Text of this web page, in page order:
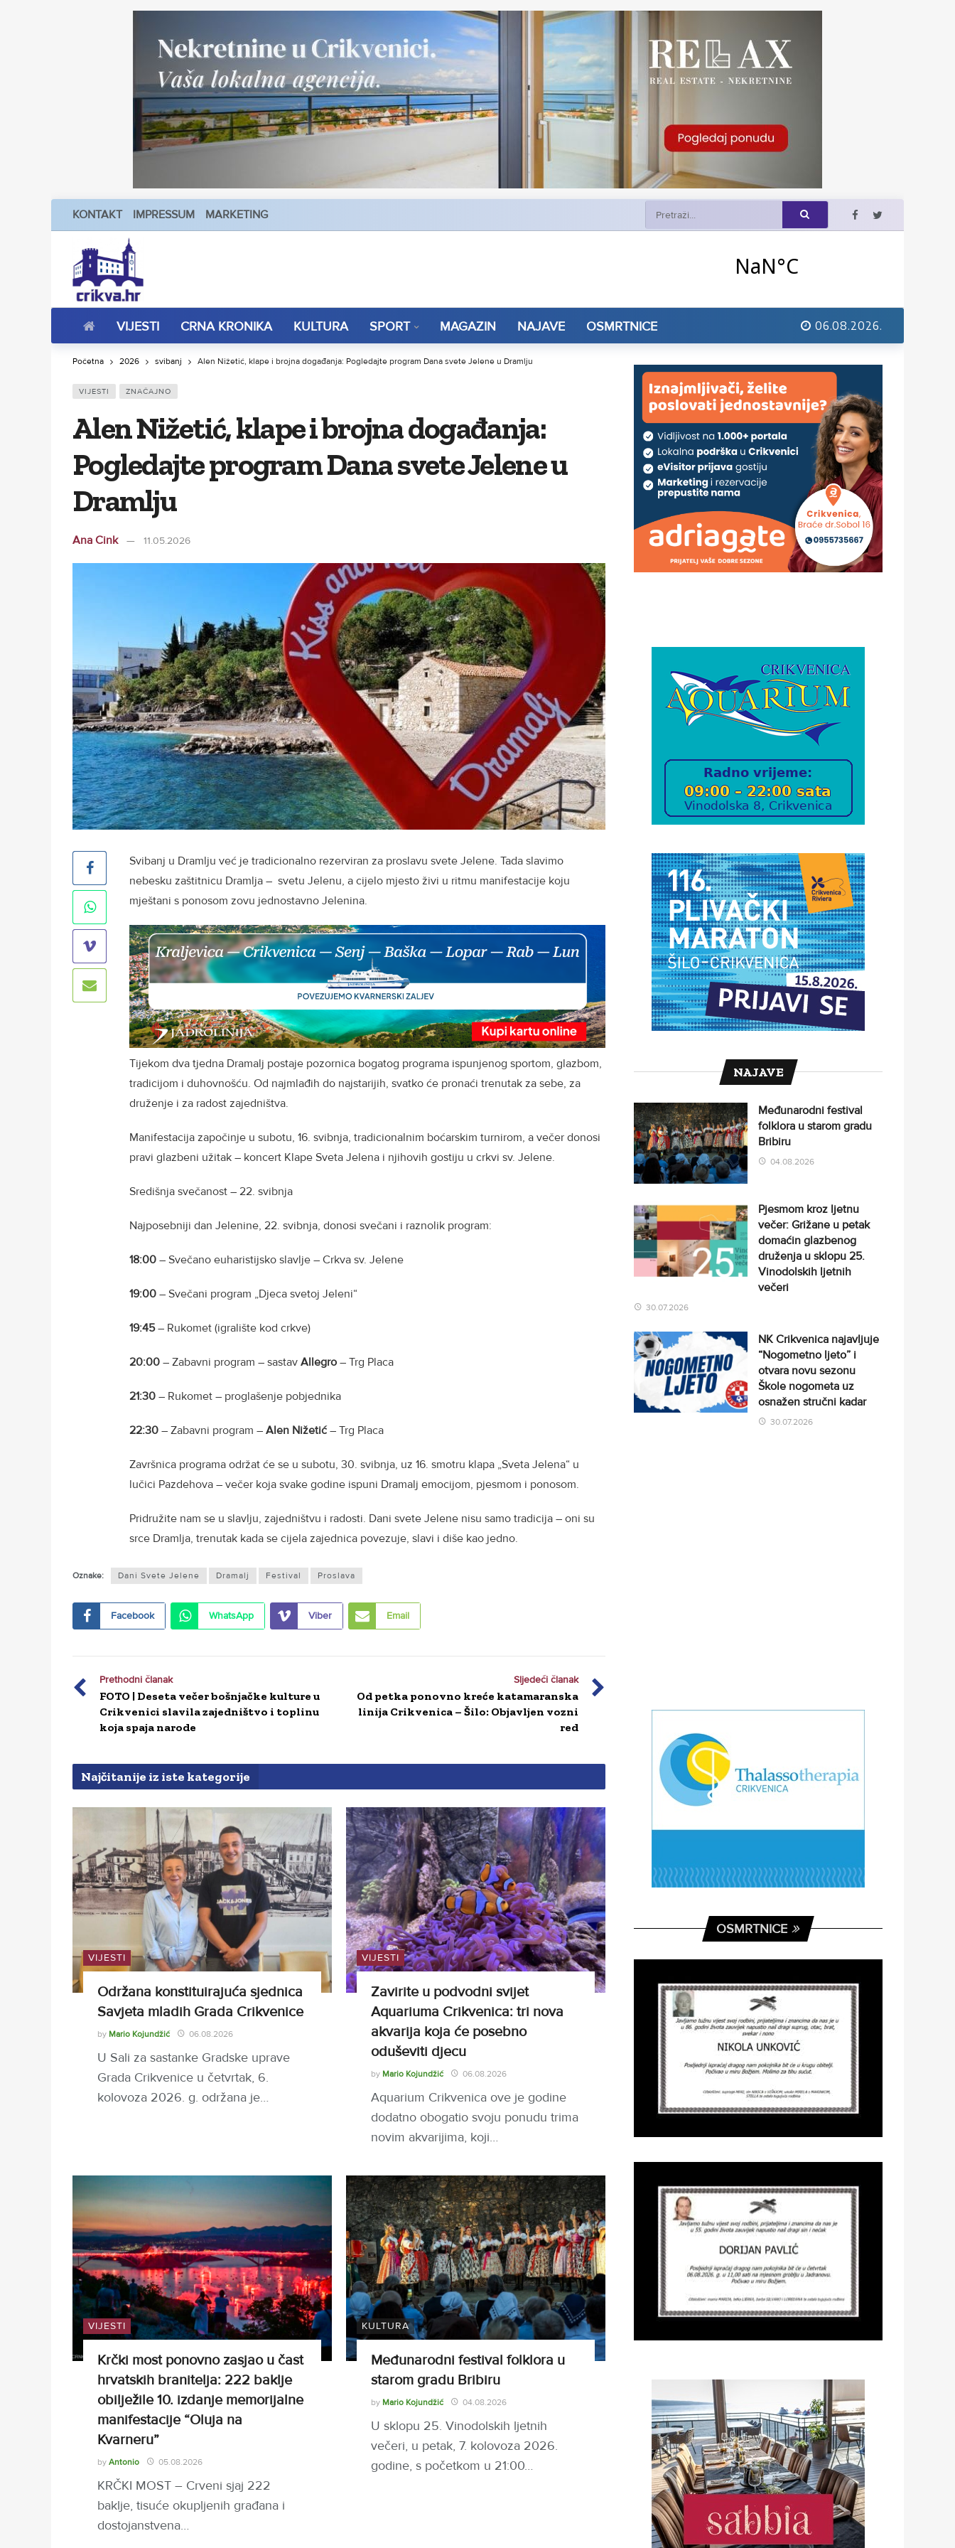
KONTAKT IMPRESSUM MARKETING
VIJESTI CRNA KRONIKA KULTURA SPORT MAGAZIN NAJAVE OSMRTNICE 06.08.2026.
Početna 2026 svibanj Alen Nižetić, klape i brojna događanja: Pogledajte program Dana svete Jelene u Dramlju
VIJESTI ZNAČAJNO
Alen Nižetić, klape i brojna događanja:
Pogledajte program Dana svete Jelene u
Dramlju
Ana Cink 11.05.2026
Svibanj u Dramlju već je tradicionalno rezerviran za proslavu svete Jelene. Tada slavimo
nebesku zaštitnicu Dramlja – svetu Jelenu, a cijelo mjesto živi u ritmu manifestacije koju
mještani s ponosom zovu jednostavno Jelenina.
Tijekom dva tjedna Dramalj postaje pozornica bogatog programa ispunjenog sportom, glazbom,
tradicijom i duhovnošću. Od najmlađih do najstarijih, svatko će pronaći trenutak za sebe, za
druženje i za radost zajedništva.
Manifestacija započinje u subotu, 16. svibnja, tradicionalnim boćarskim turnirom, a večer donosi
pravi glazbeni užitak – koncert Klape Sveta Jelena i njihovih gostiju u crkvi sv. Jelene.
Središnja svečanost – 22. svibnja
Najposebniji dan Jelenine, 22. svibnja, donosi svečani i raznolik program:
18:00 – Svečano euharistijsko slavlje – Crkva sv. Jelene
19:00 – Svečani program „Djeca svetoj Jeleni“
19:45– Rukomet (igralište kod crkve)
20:00 – Zabavni program – sastav Allegro – Trg Placa
21:30 – Rukomet – proglašenje pobjednika
22:30 – Zabavni program – Alen Nižetić– Trg Placa
Završnica programa održat će se u subotu, 30. svibnja, uz 16. smotru klapa „Sveta Jelena“ u
lučici Pazdehova – večer koja svake godine ispuni Dramalj emocijom, pjesmom i ponosom.
Pridružite nam se u slavlju, zajedništvu i radosti. Dani svete Jelene nisu samo tradicija – oni su
srce Dramlja, trenutak kada se cijela zajednica povezuje, slavi i diše kao jedno.
Oznake: Dani Svete Jelene Dramalj Festival Proslava
Facebook WhatsApp Viber Email
Prethodni članak
FOTO | Deseta večer bošnjačke kulture u
Crikvenici slavila zajedništvo i toplinu
koja spaja narode
Sljedeći članak
Od petka ponovno kreće katamaranska
linija Crikvenica – Šilo: Objavljen vozni
red
Najčitanije iz iste kategorije
VIJESTI
Održana konstituirajuća sjednica
Savjeta mladih Grada Crikvenice
by Mario Kojundžić 06.08.2026
U Sali za sastanke Gradske uprave
Grada Crikvenice u četvrtak, 6.
kolovoza 2026. g. održana je…
VIJESTI
Zavirite u podvodni svijet
Aquariuma Crikvenica: tri nova
akvarija koja će posebno
oduševiti djecu
by Mario Kojundžić 06.08.2026
Aquarium Crikvenica ove je godine
dodatno obogatio svoju ponudu trima
novim akvarijima, koji…
VIJESTI
Krčki most ponovno zasjao u čast
hrvatskih branitelja: 222 baklje
obilježile 10. izdanje memorijalne
manifestacije “Oluja na
Kvarneru”
by Antonio 05.08.2026
KRČKI MOST – Crveni sjaj 222
baklje, tisuće okupljenih građana i
dostojanstvena…
KULTURA
Međunarodni festival folklora u
starom gradu Bribiru
by Mario Kojundžić 04.08.2026
U sklopu 25. Vinodolskih ljetnih
večeri, u petak, 7. kolovoza 2026.
godine, s početkom u 21:00…
NAJAVE
Međunarodni festival
folklora u starom gradu
Bribiru
04.08.2026
Pjesmom kroz ljetnu
večer: Grižane u petak
domaćin glazbenog
druženja u sklopu 25.
Vinodolskih ljetnih
večeri
30.07.2026
NK Crikvenica najavljuje
“Nogometno ljeto” i
otvara novu sezonu
Škole nogometa uz
osnažen stručni kadar
30.07.2026
OSMRTNICE